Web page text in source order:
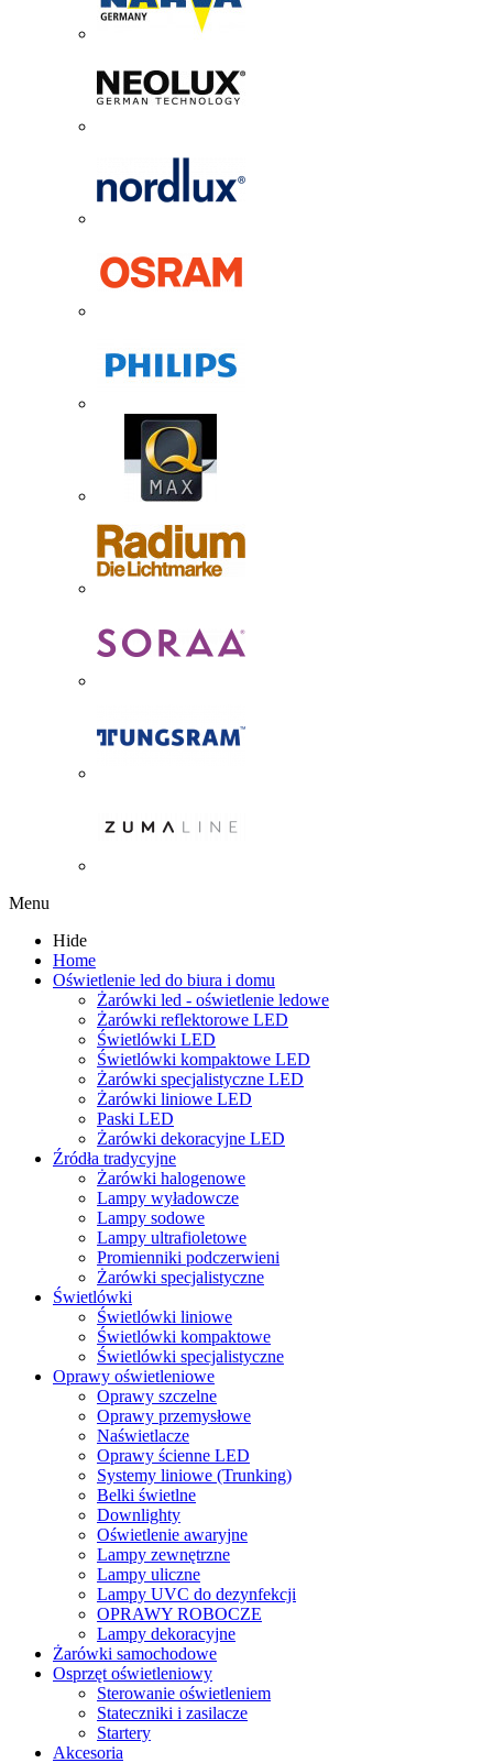
Menu
Hide
Home
Oświetlenie led do biura i domu
Żarówki led - oświetlenie ledowe
Żarówki reflektorowe LED
Świetlówki LED
Świetlówki kompaktowe LED
Żarówki specjalistyczne LED
Żarówki liniowe LED
Paski LED
Żarówki dekoracyjne LED
Źródła tradycyjne
Żarówki halogenowe
Lampy wyładowcze
Lampy sodowe
Lampy ultrafioletowe
Promienniki podczerwieni
Żarówki specjalistyczne
Świetlówki
Świetlówki liniowe
Świetlówki kompaktowe
Świetlówki specjalistyczne
Oprawy oświetleniowe
Oprawy szczelne
Oprawy przemysłowe
Naświetlacze
Oprawy ścienne LED
Systemy liniowe (Trunking)
Belki świetlne
Downlighty
Oświetlenie awaryjne
Lampy zewnętrzne
Lampy uliczne
Lampy UVC do dezynfekcji
OPRAWY ROBOCZE
Lampy dekoracyjne
Żarówki samochodowe
Osprzęt oświetleniowy
Sterowanie oświetleniem
Stateczniki i zasilacze
Startery
Akcesoria